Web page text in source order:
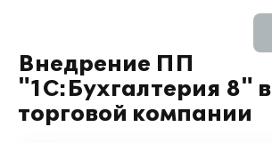
Внедрение ПП
"1С:Бухгалтерия 8" в
торговой компании